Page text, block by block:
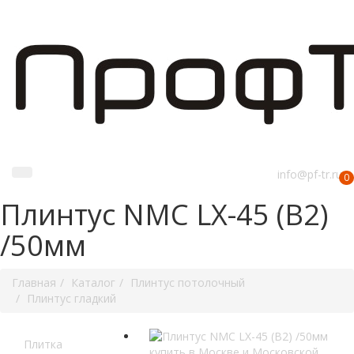
0
info@pf-tr.ru
Плинтус NMC LX-45 (B2)
/50мм
Главная Каталог
Плинтус потолочный
Плинтус гладкий
Плитка